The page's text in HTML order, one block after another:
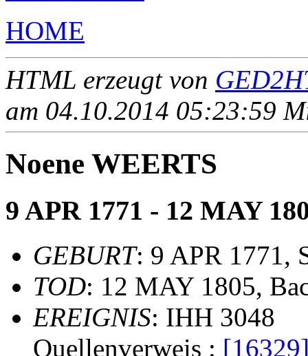
HOME
HTML erzeugt von
am 04.10.2014 05:23:59
Noene WEERTS
9 APR 1771 - 12 MAY
GEBURT: 9 APR 1771,
TOD: 12 MAY 1805,
EREIGNIS: IHH 3048
Quellenverweis :